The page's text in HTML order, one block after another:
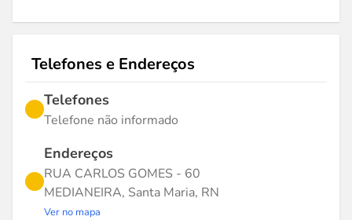
Telefones e Endereços
Telefones
Telefone não informado
Endereços
RUA CARLOS GOMES - 60
MEDIANEIRA, Santa Maria, RN
Ver no mapa